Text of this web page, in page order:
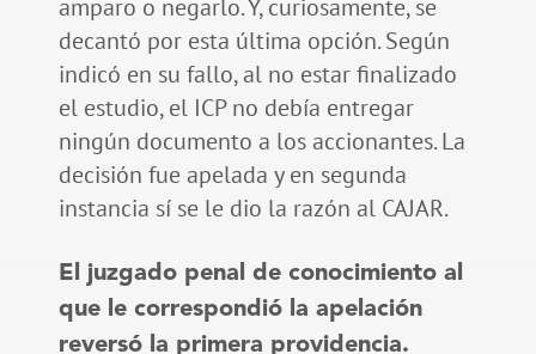
amparo o negarlo. Y, curiosamente, se
decantó por esta última opción. Según
indicó en su fallo, al no estar finalizado
el estudio, el ICP no debía entregar
ningún documento a los accionantes. La
decisión fue apelada y en segunda
instancia sí se le dio la razón al CAJAR.
El juzgado penal de conocimiento al
que le correspondió la apelación
reversó la primera providencia.